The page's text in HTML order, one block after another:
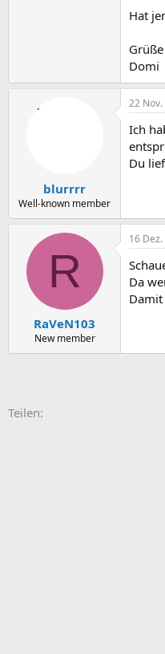
Hat
Grüße
Domi
blurrrr
Well-known member
22
Ich
Du
R
RaVeN103
New member
16
Da
Damit
Teilen: